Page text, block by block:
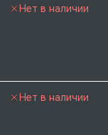
Нет в наличии
Нет в наличии